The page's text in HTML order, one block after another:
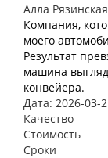
Алла Рязинская
Компания,
моего
Результат
машина
конвейера.
Дата: 2026-03-
Качество
Стоимость
Сроки